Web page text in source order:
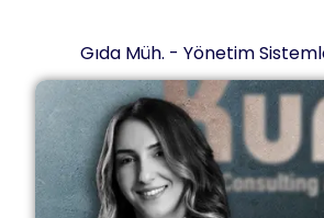
Gıda Müh. - Yönetim